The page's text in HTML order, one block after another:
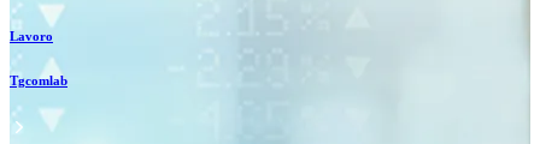
Lavoro
Tgcomlab